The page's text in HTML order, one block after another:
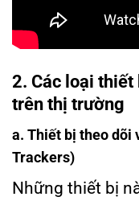
2. Các loại thiết
trên thị trường
a. Thiết bị theo dõi
Trackers)
Những thiết bị